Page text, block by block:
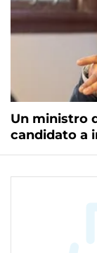
Un ministro
candidato a